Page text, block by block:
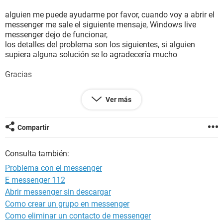
alguien me puede ayudarme por favor, cuando voy a abrir el
messenger me sale el siguiente mensaje, Windows live
messenger dejo de funcionar,
los detalles del problema son los siguientes, si alguien
supiera alguna solución se lo agradecería mucho
Gracias
Nombre de la aplicación: msnmsgr.exe
Versión de la aplicación: 14.0.8117.416
Nombre del módulo con errores: WLDCore.dll
Versión del módulo con errores: 14.0.8117.416
Marca de tiempo del módulo con errores: 4bc93503
Código de excepción: c0000005
Desplazamiento de excepción: 00002ee5
Versión del sistema operativo: 6.0.6002.2.2.0.256.1
Id. de configuración regional: 3082
Ver más
Compartir
Consulta también:
Problema con el messenger
E messenger 112
Abrir messenger sin descargar
Como crear un grupo en messenger
Como eliminar un contacto de messenger